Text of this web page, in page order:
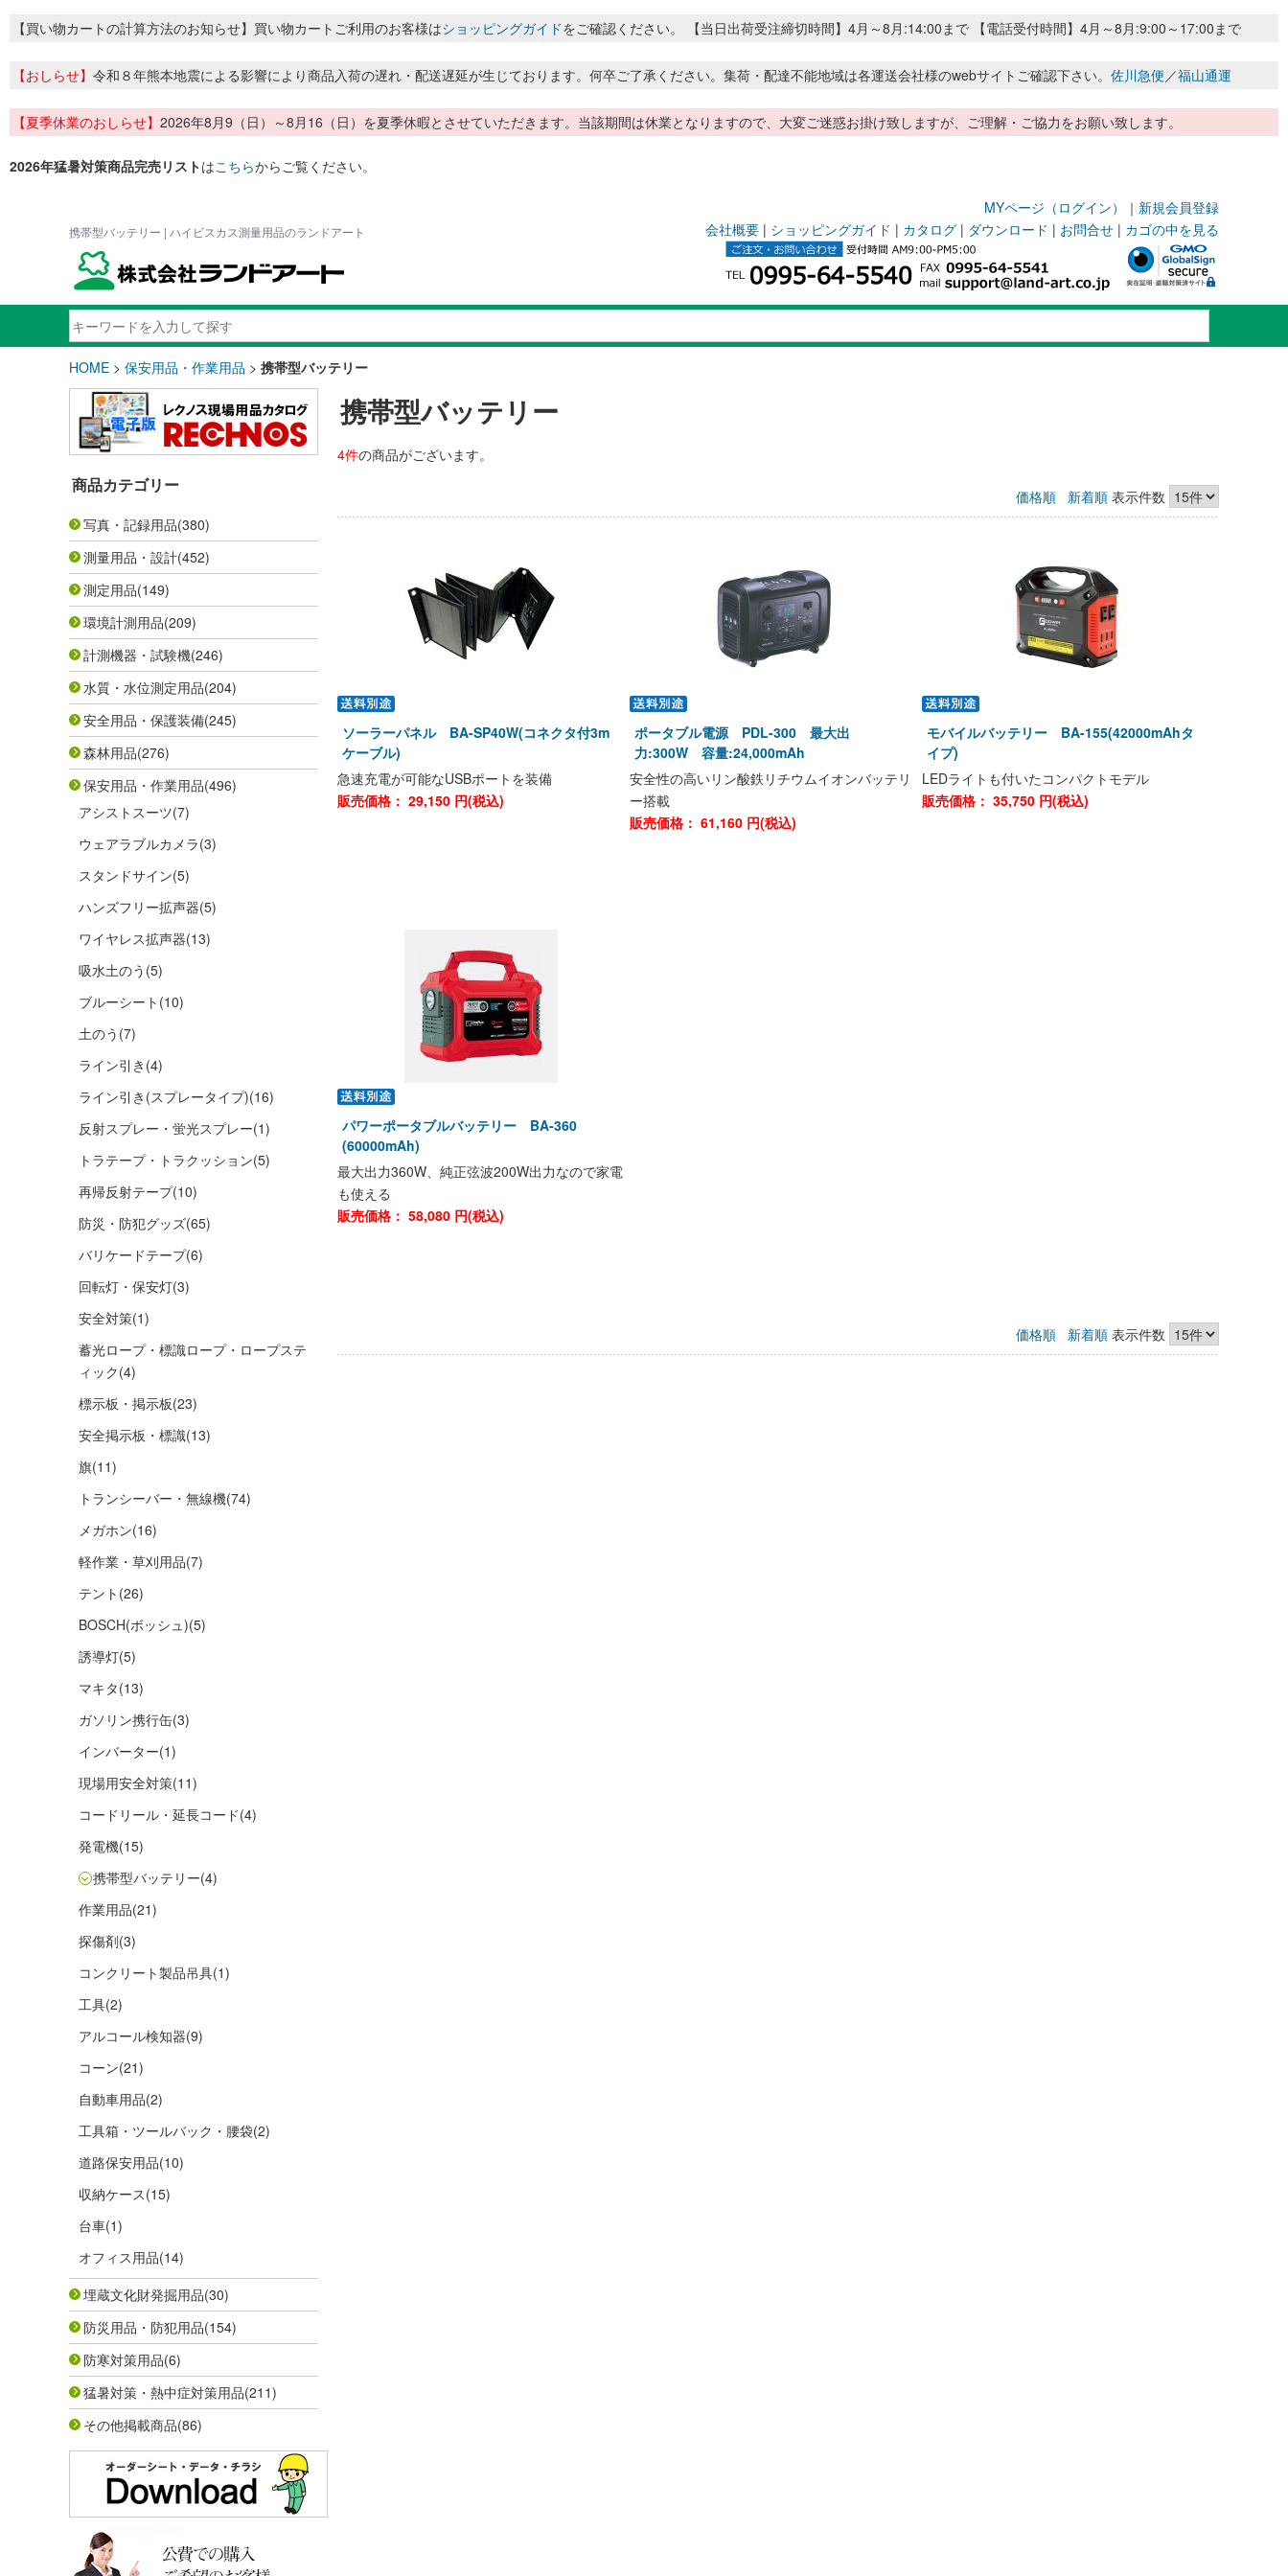
【買い物カートの計算方法のお知らせ】買い物カートご利用のお客様はショッピングガイドをご確認ください。 【当日出荷受注締切時間】4月～8月:14:00まで 【電話受付時間】4月～8月:9:00～17:00まで
【おしらせ】 令和８年熊本地震による影響により商品入荷の遅れ・配送遅延が生じております。何卒ご了承ください。集荷・配達不能地域は各運送会社様のwebサイトご確認下さい。 佐川急便／福山通運
【夏季休業のおしらせ】 2026年8月9（日）～8月16（日）を夏季休暇とさせていただきます。当該期間は休業となりますので、大変ご迷惑お掛け致しますが、ご理解・ご協力をお願い致します。
2026年猛暑対策商品完売リストはこちらからご覧ください。
MYページ（ログイン） ｜ 新規会員登録
携帯型バッテリー | ハイビスカス測量用品のランドアート 会社概要 | ショッピングガイド | カタログ | ダウンロード | お問合せ | カゴの中を見る
HOME > 保安用品・作業用品 > 携帯型バッテリー
商品カテゴリー
写真・記録用品(380)
測量用品・設計(452)
測定用品(149)
環境計測用品(209)
計測機器・試験機(246)
水質・水位測定用品(204)
安全用品・保護装備(245)
森林用品(276)
保安用品・作業用品(496)
アシストスーツ(7)
ウェアラブルカメラ(3)
スタンドサイン(5)
ハンズフリー拡声器(5)
ワイヤレス拡声器(13)
吸水土のう (5)
ブルーシート (10)
土のう (7)
ライン引き (4)
ライン引き(スプレータイプ)(16)
反射スプレー・蛍光スプレー(1)
トラテープ・トラクッション(5)
再帰反射テープ(10)
防災・防犯グッズ(65)
バリケードテープ(6)
回転灯・保安灯(3)
安全対策(1)
蓄光ロープ・標識ロープ・ロープステ
ィック(4)
標示板・掲示板(23)
安全掲示板・標識(13)
旗(11)
トランシーバー・無線機(74)
メガホン(16)
軽作業・草刈用品(7)
テント (26)
BOSCH(ボッシュ)(5)
誘導灯(5)
マキタ(13)
ガソリン携行缶(3)
インバーター(1)
現場用安全対策(11)
コードリール・延長コード(4)
発電機(15)
携帯型バッテリー(4)
作業用品(21)
探傷剤(3)
コンクリート製品吊具(1)
工具(2)
アルコール検知器(9)
コーン(21)
自動車用品(2)
工具箱・ツールバック・腰袋(2)
道路保安用品(10)
収納ケース(15)
台車(1)
オフィス用品(14)
埋蔵文化財発掘用品(30)
防災用品・防犯用品(154)
防寒対策用品(6)
猛暑対策・熱中症対策用品(211)
その他掲載商品(86)
携帯型バッテリー
4件の商品がございます。
価格順 新着順 表示件数
ソーラーパネル BA-SP40W(コネクタ付3m
ケーブル)
急速充電が可能なUSBポートを装備
販売価格： 29,150 円(税込)
ポータブル電源 PDL-300 最大出
力:300W 容量:24,000mAh
安全性の高いリン酸鉄リチウムイオンバッテリ
ー搭載
販売価格： 61,160 円(税込)
モバイルバッテリー BA-155(42000mAhタ
イプ)
LEDライトも付いたコンパクトモデル
販売価格： 35,750 円(税込)
パワーポータブルバッテリー BA-360
(60000mAh)
最大出力360W、純正弦波200W出力なので家電
も使える
販売価格： 58,080 円(税込)
価格順 新着順 表示件数